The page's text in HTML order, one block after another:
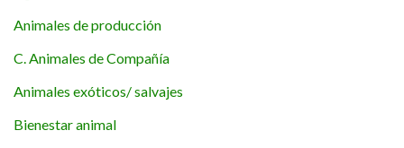
Animales de producción
C. Animales de Compañía
Animales exóticos/ salvajes
Bienestar animal